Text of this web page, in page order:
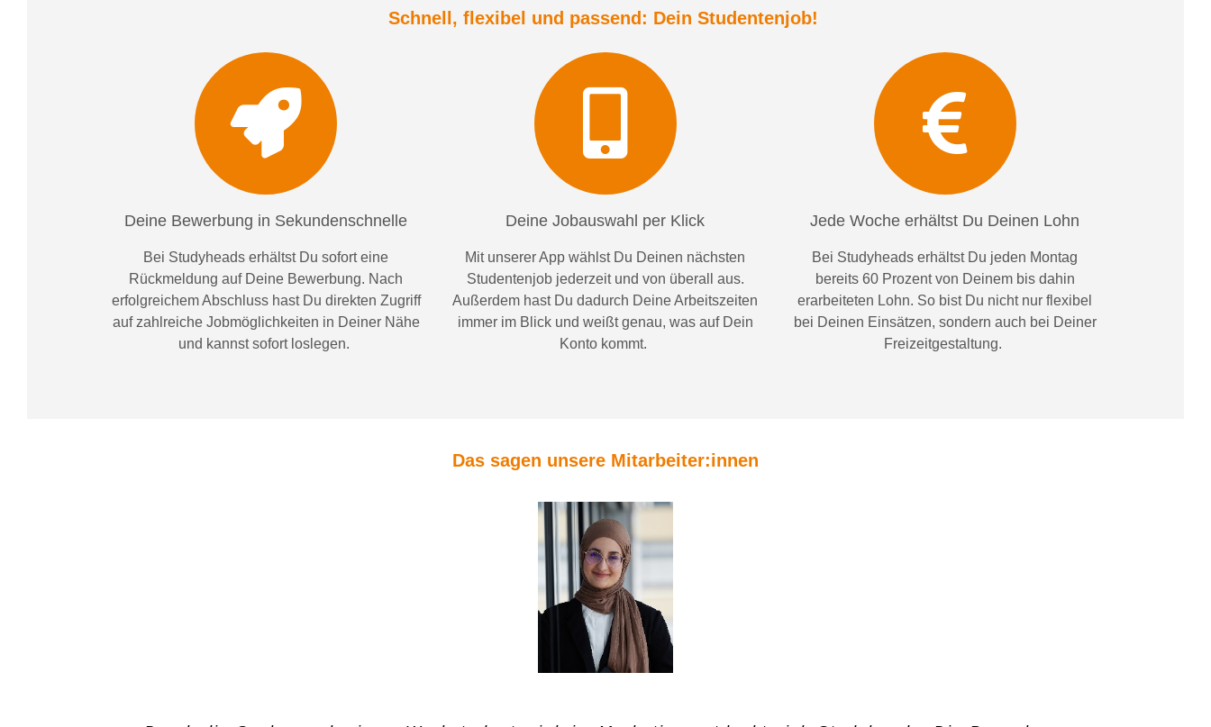
Schnell, flexibel und passend: Dein Studentenjob!
Deine Bewerbung in Sekundenschnelle
Bei Studyheads erhältst Du sofort eine
Rückmeldung auf Deine Bewerbung. Nach
erfolgreichem Abschluss hast Du direkten Zugriff
auf zahlreiche Jobmöglichkeiten in Deiner Nähe
und kannst sofort loslegen.
Deine Jobauswahl per Klick
Mit unserer App wählst Du Deinen nächsten
Studentenjob jederzeit und von überall aus.
Außerdem hast Du dadurch Deine Arbeitszeiten
immer imBlick und weißtgenau, was auf Dein
Konto kommt.
Jede Woche erhältst Du Deinen Lohn
Bei Studyheads erhältst Du jeden Montag
bereits 60 Prozent von Deinem bis dahin
erarbeiteten Lohn. So bist Du nicht nur flexibel
bei Deinen Einsätzen, sondern auch bei Deiner
Freizeitgestaltung.
Das sagen unsere Mitarbeiter:innen